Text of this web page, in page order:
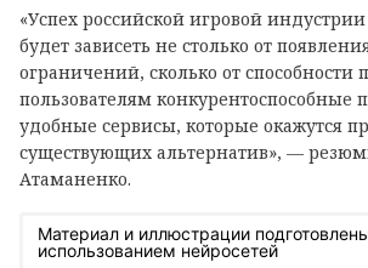
«Успех российской игровой
будет зависеть не столько от
ограничений, сколько от способности
пользователям конкурентоспособные
удобные сервисы, которые окажутся
существующих альтернатив», —
Атаманенко.
Материал и иллюстрации
использованием нейросетей